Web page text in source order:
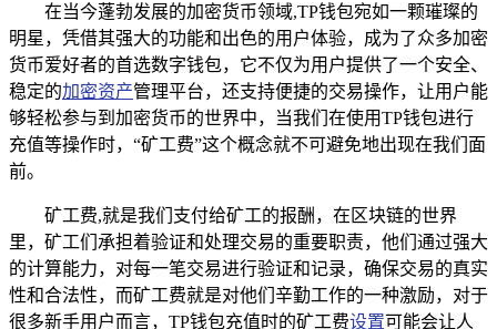
在当今蓬勃发展的加密货币领域,TP钱包宛如一颗璀璨的
明星，凭借其强大的功能和出色的用户体验，成为了众多加密
货币爱好者的首选数字钱包，它不仅为用户提供了一个安全、
稳定的加密资产管理平台，还支持便捷的交易操作，让用户能
够轻松参与到加密货币的世界中，当我们在使用TP钱包进行
充值等操作时，“矿工费”这个概念就不可避免地出现在我们面
前。
矿工费,就是我们支付给矿工的报酬，在区块链的世界
里，矿工们承担着验证和处理交易的重要职责，他们通过强大
的计算能力，对每一笔交易进行验证和记录，确保交易的真实
性和合法性，而矿工费就是对他们辛勤工作的一种激励，对于
很多新手用户而言，TP钱包充值时的矿工费设置可能会让人